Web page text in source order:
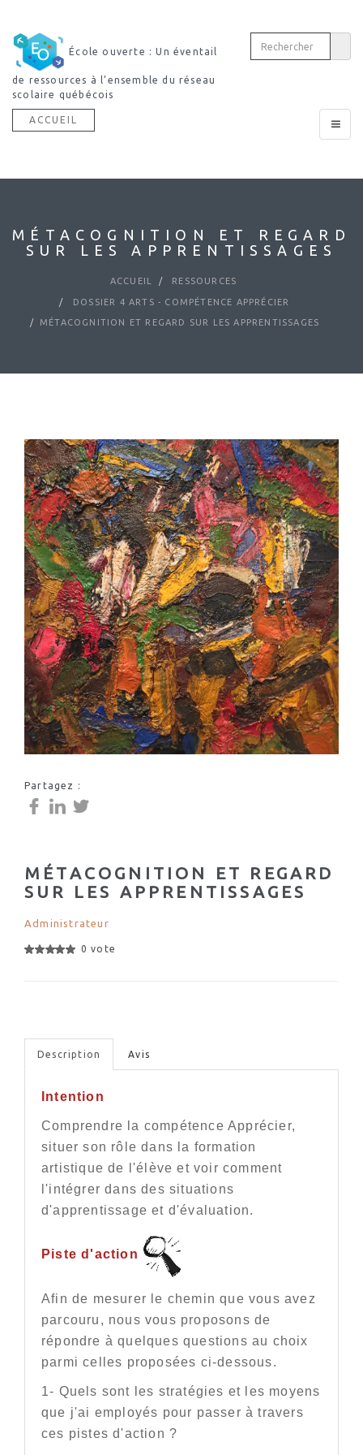
École ouverte : Un éventail
de ressources à l’ensemble du réseau
scolaire québécois
Toggle
ACCUEIL
MÉTACOGNITION ET REGARD
SUR LES APPRENTISSAGES
ACCUEIL RESSOURCES
DOSSIER 4 ARTS - COMPÉTENCE APPRÉCIER
MÉTACOGNITION ET REGARD SUR LES APPRENTISSAGES
Partagez :
MÉTACOGNITION ET REGARD
SUR LES APPRENTISSAGES
Administrateur
0 vote
Description Avis
Intention
Comprendre la compétence Apprécier,
situer son rôle dans la formation
artistique de l'élève et voir comment
l'intégrer dans des situations
d'apprentissage et d'évaluation.
Piste d'action
Afin de mesurer le chemin que vous avez
parcouru, nous vous proposons de
répondre à quelques questions au choix
parmi celles proposées ci-dessous.
1- Quels sont les stratégies et les moyens
que j'ai employés pour passer à travers
ces pistes d'action ?